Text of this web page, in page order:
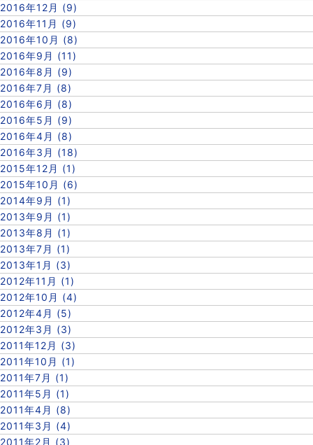
2016年12月 (9)
2016年11月 (9)
2016年10月 (8)
2016年9月 (11)
2016年8月 (9)
2016年7月 (8)
2016年6月 (8)
2016年5月 (9)
2016年4月 (8)
2016年3月 (18)
2015年12月 (1)
2015年10月 (6)
2014年9月 (1)
2013年9月 (1)
2013年8月 (1)
2013年7月 (1)
2013年1月 (3)
2012年11月 (1)
2012年10月 (4)
2012年4月 (5)
2012年3月 (3)
2011年12月 (3)
2011年10月 (1)
2011年7月 (1)
2011年5月 (1)
2011年4月 (8)
2011年3月 (4)
2011年2月 (3)